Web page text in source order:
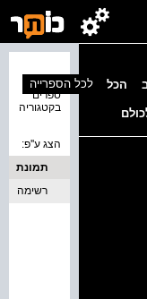
הכל
ספרים
בקטגוריה
לכל הספרייה
הצג ע''פ:
תמונת
כריכה
רשימה